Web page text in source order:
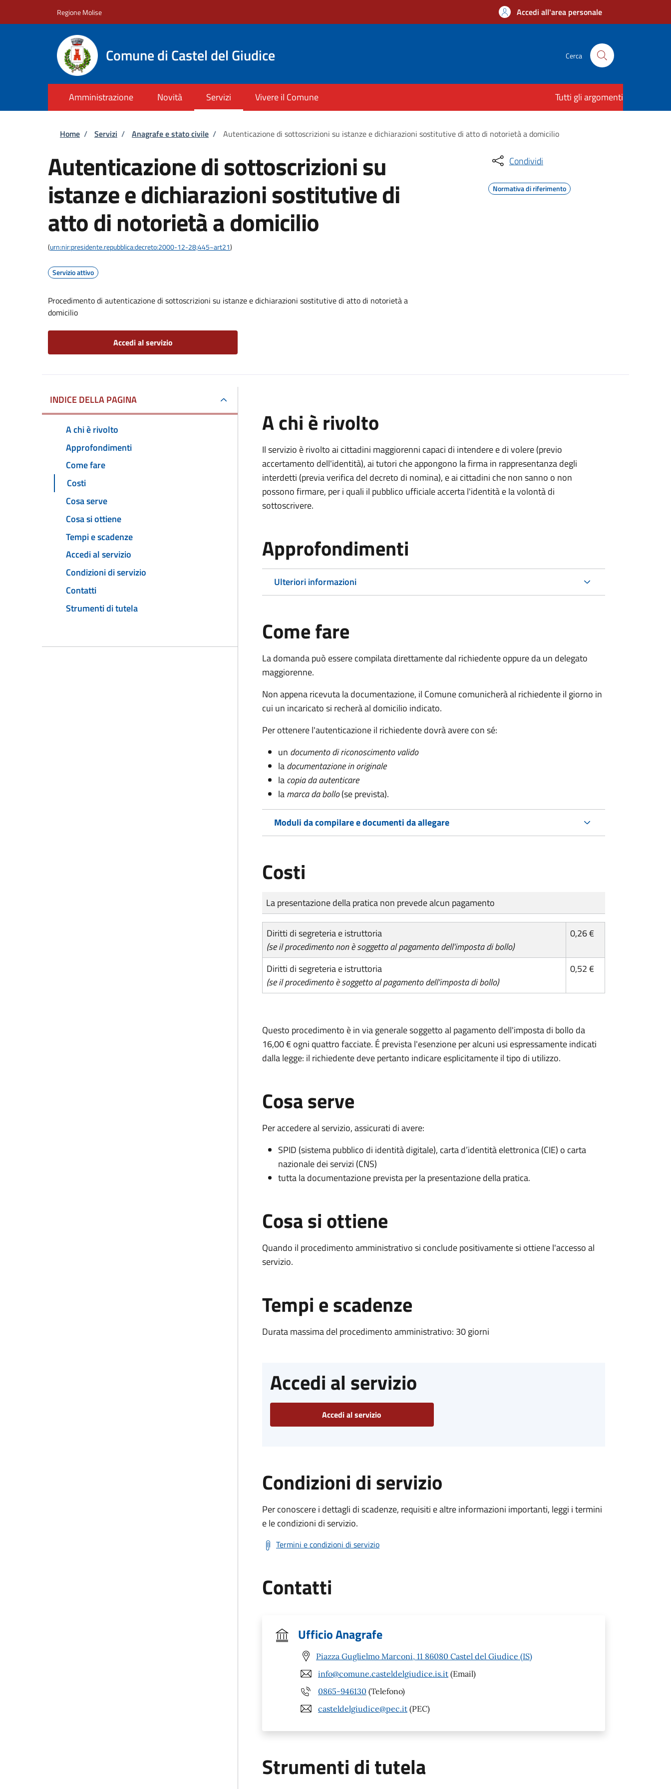
Regione Molise Accedi all'area personale
Comune di Castel del Giudice Cerca
Amministrazione Novità Servizi Vivere il Comune Tutti gli argomenti
Briciole di pane
Home / Servizi / Anagrafe e stato civile / Autenticazione di sottoscrizioni su istanze e dichiarazioni sostitutive di atto di notorietà a domicilio
Autenticazione di sottoscrizioni su
istanze e dichiarazioni sostitutive di
atto di notorietà a domicilio
(urn:nir:presidente.repubblica:decreto:2000-12-28;445~art21)
Servizio attivo
Procedimento di autenticazione di sottoscrizioni su istanze e dichiarazioni sostitutive di atto di notorietà a
domicilio
Accedi al servizio
Condividi
Normativa di riferimento
INDICE DELLA PAGINA
A chi è rivolto
Approfondimenti
Come fare
Costi
Cosa serve
Cosa si ottiene
Tempi e scadenze
Accedi al servizio
Condizioni di servizio
Contatti
Strumenti di tutela
A chi è rivolto
Il servizio è rivolto ai cittadini maggiorenni capaci di intendere e di volere (previo
accertamento dell'identità), ai tutori che appongono la firma in rappresentanza degli
interdetti (previa verifica del decreto di nomina), e ai cittadini che non sanno o non
possono firmare, per i quali il pubblico ufficiale accerta l'identità e la volontà di
sottoscrivere.
Approfondimenti
Ulteriori informazioni
Come fare
La domanda può essere compilata direttamente dal richiedente oppure da un delegato
maggiorenne.
Non appena ricevuta la documentazione, il Comune comunicherà al richiedente il giorno in
cui un incaricato si recherà al domicilio indicato.
Per ottenere l'autenticazione il richiedente dovrà avere con sé:
un documento di riconoscimento valido
ladocumentazione in originale
lacopia da autenticare
lamarca da bollo(se prevista).
Moduli da compilare e documenti da allegare
Costi
Tipo di pagamento
Importo
La presentazione della pratica non prevede alcun pagamento
Diritti di segreteria e istruttoria
(se il procedimento non è soggetto al pagamento dell'imposta di bollo)
0,26 €
Diritti di segreteria e istruttoria
(se il procedimento è soggetto al pagamento dell'imposta di bollo)
0,52 €
Questo procedimento è in via generale soggetto al pagamento dell'imposta di bollo da
16,00 € ogni quattro facciate. É prevista l'esenzione per alcuni usi espressamente indicati
dalla legge: il richiedente deve pertanto indicare esplicitamente il tipo di utilizzo.
Cosa serve
Per accedere al servizio, assicurati di avere:
SPID (sistema pubblico di identità digitale), carta d’identità elettronica (CIE) o carta
nazionale dei servizi (CNS)
tutta la documentazione prevista per la presentazione della pratica.
Cosa si ottiene
Quando il procedimento amministrativo si conclude positivamente si ottiene l'accesso al
servizio.
Tempi e scadenze
Durata massima del procedimento amministrativo: 30 giorni
Accedi al servizio
Accedi al servizio
Condizioni di servizio
Per conoscere i dettagli di scadenze, requisiti e altre informazioni importanti, leggi i termini
e le condizioni di servizio.
Termini e condizioni di servizio
Contatti
Ufficio Anagrafe
Piazza Guglielmo Marconi, 11 86080 Castel del Giudice (IS)
info@comune.casteldelgiudice.is.it (Email)
0865-946130 (Telefono)
casteldelgiudice@pec.it (PEC)
Strumenti di tutela